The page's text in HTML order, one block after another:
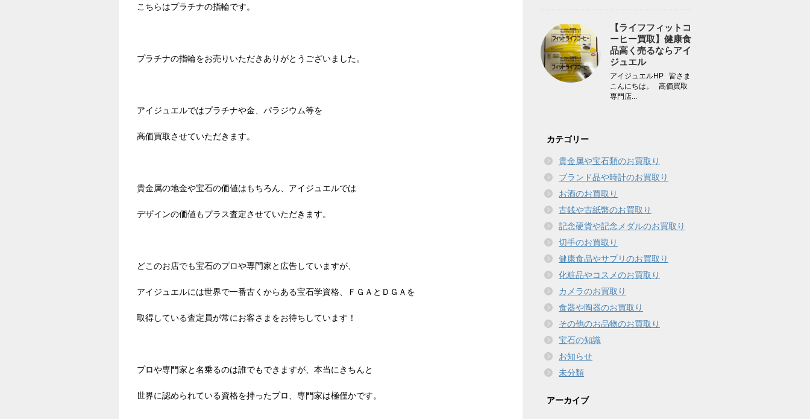
こちらはプラチナの指輪です。
プラチナの指輪をお売りいただきありがとうございました。
アイジュエルではプラチナや金、パラジウム等を
高価買取させていただきます。
貴金属の地金や宝石の価値はもちろん、アイジュエルでは
デザインの価値もプラス査定させていただきます。
どこのお店でも宝石のプロや専門家と広告していますが、
アイジュエルには世界で一番古くからある宝石学資格、ＦＧＡとＤＧＡを
取得している査定員が常にお客さまをお待ちしています！
プロや専門家と名乗るのは誰でもできますが、本当にきちんと
世界に認められている資格を持ったプロ、専門家は極僅かです。
【ライフフィットコ
ーヒー買取】健康食
品高く売るならアイ
ジュエル
アイジュエルHP 皆さま
こんにちは。 高価買取
専門店...
カテゴリー
貴金属や宝石類のお買取り
ブランド品や時計のお買取り
お酒のお買取り
古銭や古紙幣のお買取り
記念硬貨や記念メダルのお買取り
切手のお買取り
健康食品やサプリのお買取り
化粧品やコスメのお買取り
カメラのお買取り
食器や陶器のお買取り
その他のお品物のお買取り
宝石の知識
お知らせ
未分類
アーカイブ